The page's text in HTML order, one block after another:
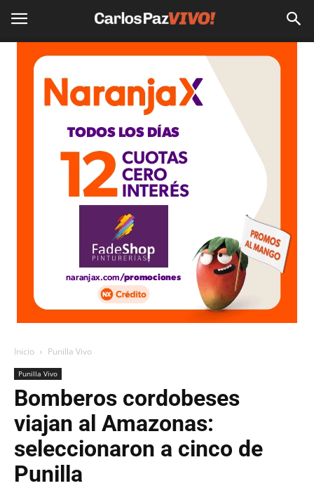
Inicio Punilla Vivo
Punilla Vivo
Bomberos cordobeses
viajan al Amazonas:
seleccionaron a cinco de
Punilla